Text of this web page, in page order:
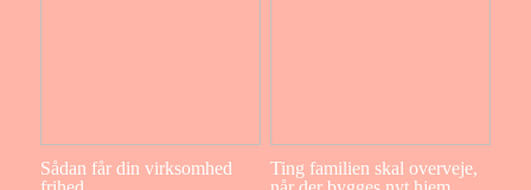
Sådan får din virksomhed
Ting familien skal overveje,